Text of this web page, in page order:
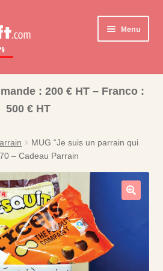
Menu
Ouvrir
enfant
: 200 € HT – Franco :
500 € HT
MUG “Je suis un parrain qui
– Cadeau Parrain